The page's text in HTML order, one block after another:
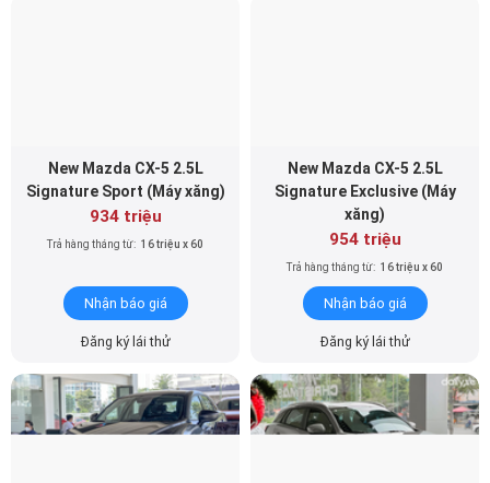
New Mazda CX-5 2.5L
Signature Sport (Máy xăng)
934 triệu
Trả hàng tháng từ: 16 triệu x 60
Nhận báo giá
Đăng ký lái thử
New Mazda CX-5 2.5L
Signature Exclusive (Máy
xăng)
954 triệu
Trả hàng tháng từ: 16 triệu x 60
Nhận báo giá
Đăng ký lái thử